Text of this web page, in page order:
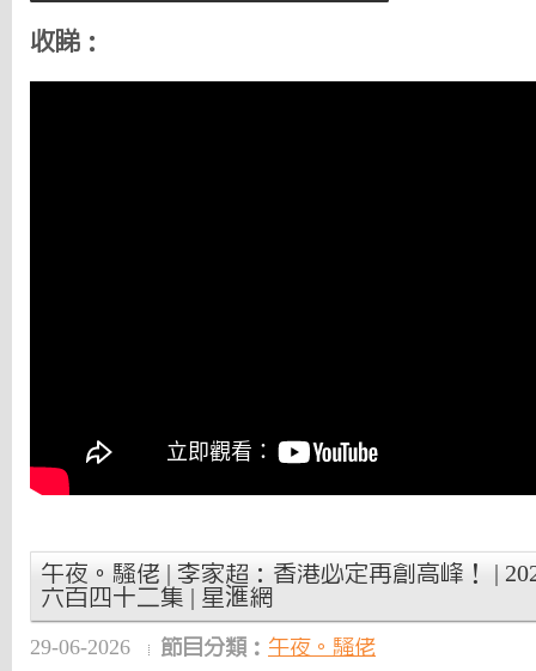
收睇：
午夜。騷佬 | 李家超：香港必定再創高峰！ |
六百四十二集 | 星滙網
29-06-2026 節目分類： 午夜。騷佬